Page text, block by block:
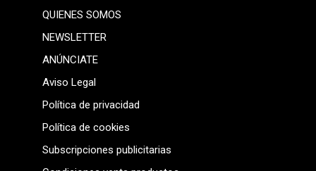
QUIENES SOMOS
NEWSLETTER
ANÚNCIATE
Aviso Legal
Política de privacidad
Política de cookies
Subscripciones publicitarias